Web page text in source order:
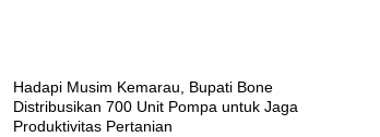
Hadapi Musim Kemarau, Bupati Bone
Distribusikan 700 Unit Pompa untuk Jaga
Produktivitas Pertanian